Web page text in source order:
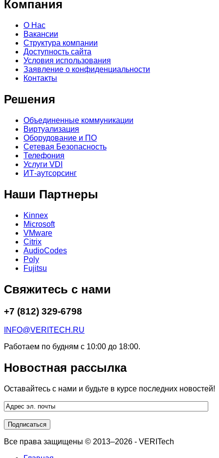
Компания
О Нас
Вакансии
Структура компании
Доступность сайта
Условия использования
Заявление о конфиденциальности
Контакты
Решения
Объединенные коммуникации
Виртуализация
Оборудование и ПО
Сетевая Безопасность
Телефония
Услуги VDI
ИТ-аутсорсинг
Наши Партнеры
Kinnex
Microsoft
VMware
Citrix
AudioCodes
Poly
Fujitsu
Свяжитесь с нами
+7 (812) 329-6798
INFO@VERITECH.RU
Работаем по будням с 10:00 до 18:00.
Новостная рассылка
Оставайтесь с нами и будьте в курсе последних новостей!
Все права защищены © 2013–2026 - VERITech